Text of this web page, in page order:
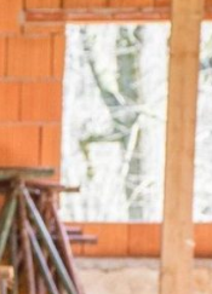
Warum
Wahl für schnelle
ist
5 Monaten zuvor